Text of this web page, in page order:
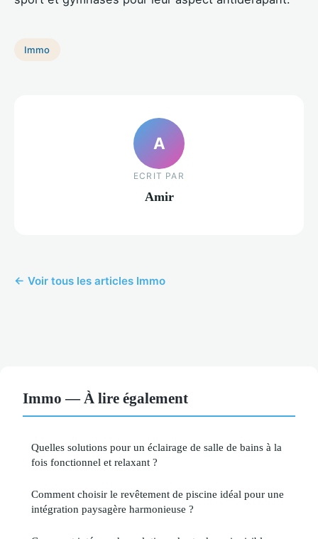
Immo
A
ECRIT PAR
Amir
← Voir tous les articles Immo
Immo — À lire également
Quelles solutions pour un éclairage de salle de bains à la
fois fonctionnel et relaxant ?
Comment choisir le revêtement de piscine idéal pour une
intégration paysagère harmonieuse ?